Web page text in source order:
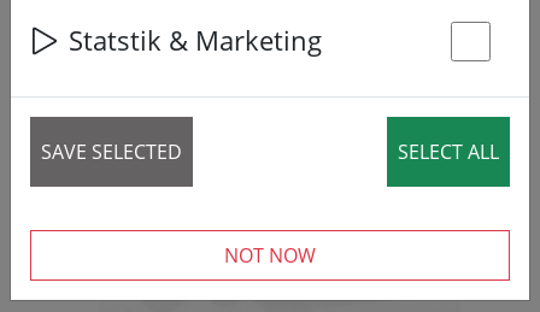
‹ ›
Statstik & Marketing
SAVE SELECTED SELECT ALL
NOT NOW